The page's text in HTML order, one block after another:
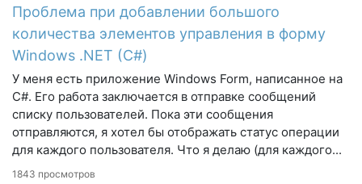
Проблема при добавлении большого
количества элементов управления в форму
Windows .NET (C#)
У меня есть приложение Windows Form, написанное на
С#. Его работа заключается в отправке сообщений
списку пользователей. Пока эти сообщения
отправляются, я хотел бы отображать статус операции
для каждого пользователя. Что я делаю (для каждого...
1843 просмотров